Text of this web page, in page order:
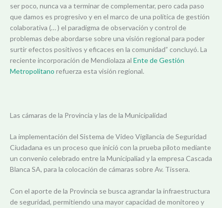
ser poco, nunca va a terminar de complementar, pero cada paso
que damos es progresivo y en el marco de una política de gestión
colaborativa (… ) el paradigma de observación y control de
problemas debe abordarse sobre una visión regional para poder
surtir efectos positivos y eficaces en la comunidad” concluyó. La
reciente incorporación de Mendiolaza al Ente de Gestión
Metropolitano refuerza esta visión regional.
Las cámaras de la Provincia y las de la Municipalidad
La implementación del Sistema de Video Vigilancia de Seguridad
Ciudadana es un proceso que inició con la prueba piloto mediante
un convenio celebrado entre la Municipaliad y la empresa Cascada
Blanca SA, para la colocación de cámaras sobre Av. Tissera.
Con el aporte de la Provincia se busca agrandar la infraestructura
de seguridad, permitiendo una mayor capacidad de monitoreo y